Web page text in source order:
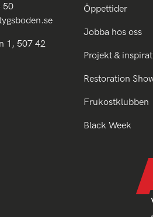
50
1, 507 42
Öppettider
Jobba hos oss
Projekt &
Restoration
Frukostklubben
Black Week